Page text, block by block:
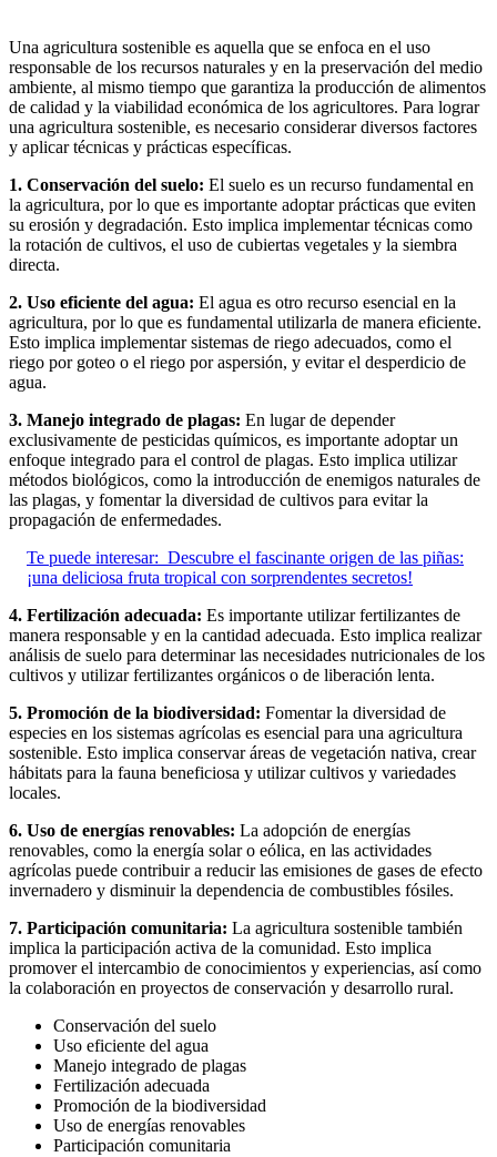
Una agricultura sostenible es aquella que se enfoca en el uso
responsable de los recursos naturales y en la preservación del medio
ambiente, al mismo tiempo que garantiza la producción de alimentos
de calidad y la viabilidad económica de los agricultores. Para lograr
una agricultura sostenible, es necesario considerar diversos factores
y aplicar técnicas y prácticas específicas.
1. Conservación del suelo: El suelo es un recurso fundamental en
la agricultura, por lo que es importante adoptar prácticas que eviten
su erosión y degradación. Esto implica implementar técnicas como
la rotación de cultivos, el uso de cubiertas vegetales y la siembra
directa.
2. Uso eficiente del agua: El agua es otro recurso esencial en la
agricultura, por lo que es fundamental utilizarla de manera eficiente.
Esto implica implementar sistemas de riego adecuados, como el
riego por goteo o el riego por aspersión, y evitar el desperdicio de
agua.
3. Manejo integrado de plagas: En lugar de depender
exclusivamente de pesticidas químicos, es importante adoptar un
enfoque integrado para el control de plagas. Esto implica utilizar
métodos biológicos, como la introducción de enemigos naturales de
las plagas, y fomentar la diversidad de cultivos para evitar la
propagación de enfermedades.
Te puede interesar: Descubre el fascinante origen de las piñas:
¡una deliciosa fruta tropical con sorprendentes secretos!
4. Fertilización adecuada: Es importante utilizar fertilizantes de
manera responsable y en la cantidad adecuada. Esto implica realizar
análisis de suelo para determinar las necesidades nutricionales de los
cultivos y utilizar fertilizantes orgánicos o de liberación lenta.
5. Promoción de la biodiversidad: Fomentar la diversidad de
especies en los sistemas agrícolas es esencial para una agricultura
sostenible. Esto implica conservar áreas de vegetación nativa, crear
hábitats para la fauna beneficiosa y utilizar cultivos y variedades
locales.
6. Uso de energías renovables: La adopción de energías
renovables, como la energía solar o eólica, en las actividades
agrícolas puede contribuir a reducir las emisiones de gases de efecto
invernadero y disminuir la dependencia de combustibles fósiles.
7. Participación comunitaria: La agricultura sostenible también
implica la participación activa de la comunidad. Esto implica
promover el intercambio de conocimientos y experiencias, así como
la colaboración en proyectos de conservación y desarrollo rural.
Conservación del suelo
Uso eficiente del agua
Manejo integrado de plagas
Fertilización adecuada
Promoción de la biodiversidad
Uso de energías renovables
Participación comunitaria